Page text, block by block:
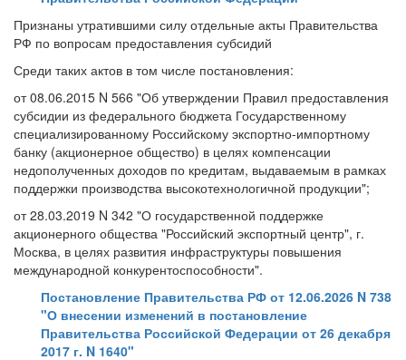
Признаны утратившими силу отдельные акты Правительства
РФ по вопросам предоставления субсидий
Среди таких актов в том числе постановления:
от 08.06.2015 N 566 "Об утверждении Правил предоставления
субсидии из федерального бюджета Государственному
специализированному Российскому экспортно-импортному
банку (акционерное общество) в целях компенсации
недополученных доходов по кредитам, выдаваемым в рамках
поддержки производства высокотехнологичной продукции";
от 28.03.2019 N 342 "О государственной поддержке
акционерного общества "Российский экспортный центр", г.
Москва, в целях развития инфраструктуры повышения
международной конкурентоспособности".
Постановление Правительства РФ от 12.06.2026 N 738
"О внесении изменений в постановление
Правительства Российской Федерации от 26 декабря
2017 г. N 1640"